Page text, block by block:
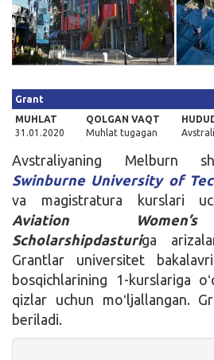
Grant
MUHLAT
31.01.2020
QOLGAN VAQT
Muhlat tugagan
Avstraliyaning Melburn
Swinburne University of
va magistratura kurslari
Aviation
Scholarshipdasturiga
Grantlar universitet
bosqichlarining 1-kurslariga
qizlar uchun moʻljallangan.
beriladi.